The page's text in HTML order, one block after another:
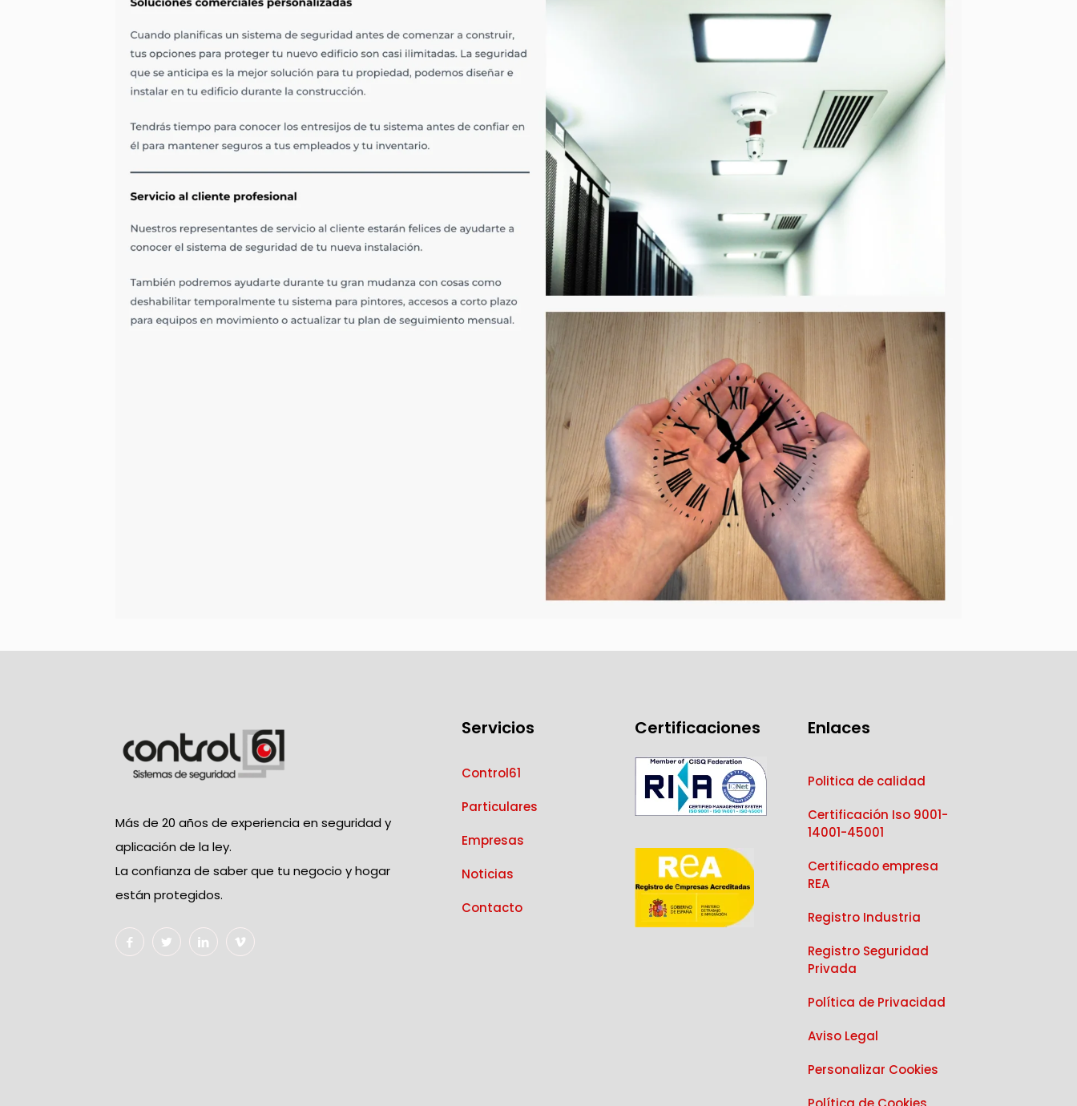
Más de 20 años de experiencia en seguridad y
aplicación de la ley.
La confianza de saber que tu negocio y hogar
están protegidos.
Servicios
Control61
Particulares
Empresas
Noticias
Contacto
Certificaciones Enlaces
Politica de calidad
Certificación Iso 9001-
14001-45001
Certificado empresa
REA
Registro Industria
Registro Seguridad
Privada
Política de Privacidad
Aviso Legal
Personalizar Cookies